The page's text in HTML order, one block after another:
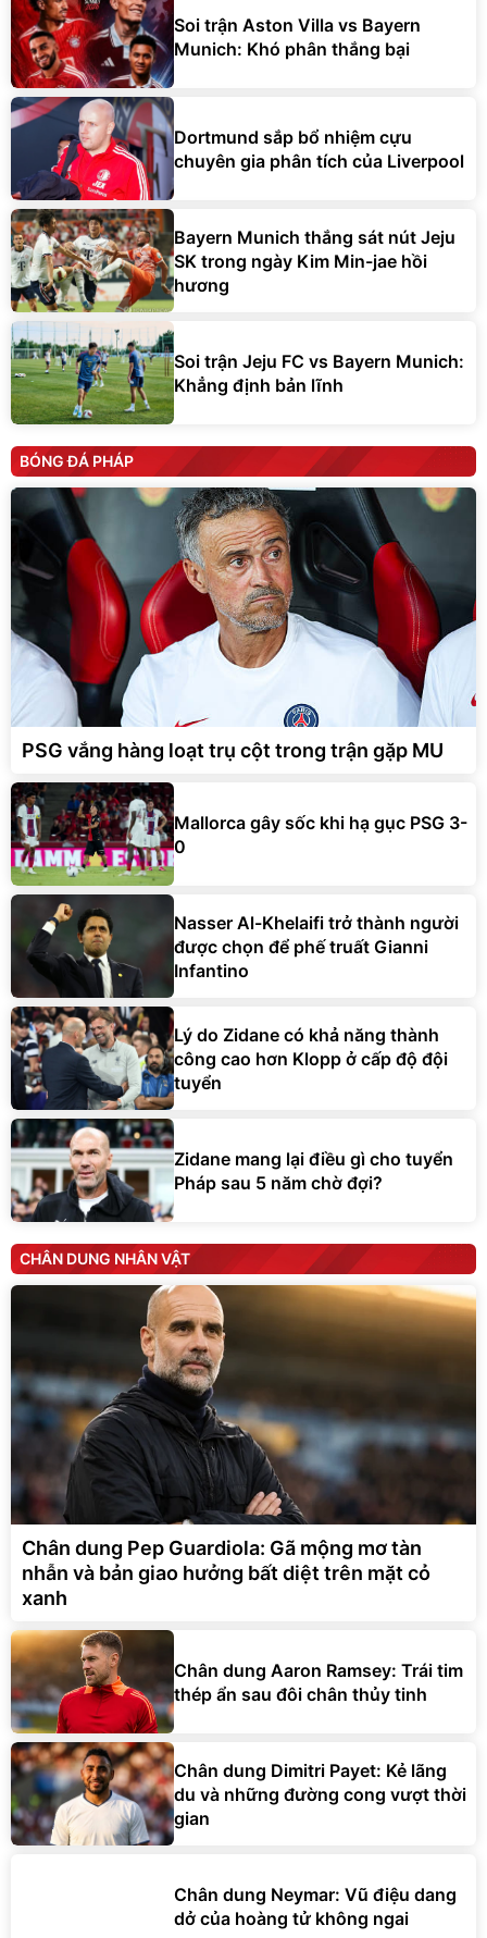
Soi trận Aston Villa vs Bayern
Munich: Khó phân thắng bại
Dortmund sắp bổ nhiệm cựu
chuyên gia phân tích của Liverpool
Bayern Munich thắng sát nút Jeju
SK trong ngày Kim Min-jae hồi
hương
Soi trận Jeju FC vs Bayern Munich:
Khẳng định bản lĩnh
BÓNG ĐÁ PHÁP
PSG vắng hàng loạt trụ cột trong trận gặp MU
Mallorca gây sốc khi hạ gục PSG 3-
0
Nasser Al-Khelaifi trở thành người
được chọn để phế truất Gianni
Infantino
Lý do Zidane có khả năng thành
công cao hơn Klopp ở cấp độ đội
tuyển
Zidane mang lại điều gì cho tuyển
Pháp sau 5 năm chờ đợi?
CHÂN DUNG NHÂN VẬT
Chân dung Pep Guardiola: Gã mộng mơ tàn
nhẫn và bản giao hưởng bất diệt trên mặt cỏ
xanh
Chân dung Aaron Ramsey: Trái tim
thép ẩn sau đôi chân thủy tinh
Chân dung Dimitri Payet: Kẻ lãng
du và những đường cong vượt thời
gian
Chân dung Neymar: Vũ điệu dang
dở của hoàng tử không ngai